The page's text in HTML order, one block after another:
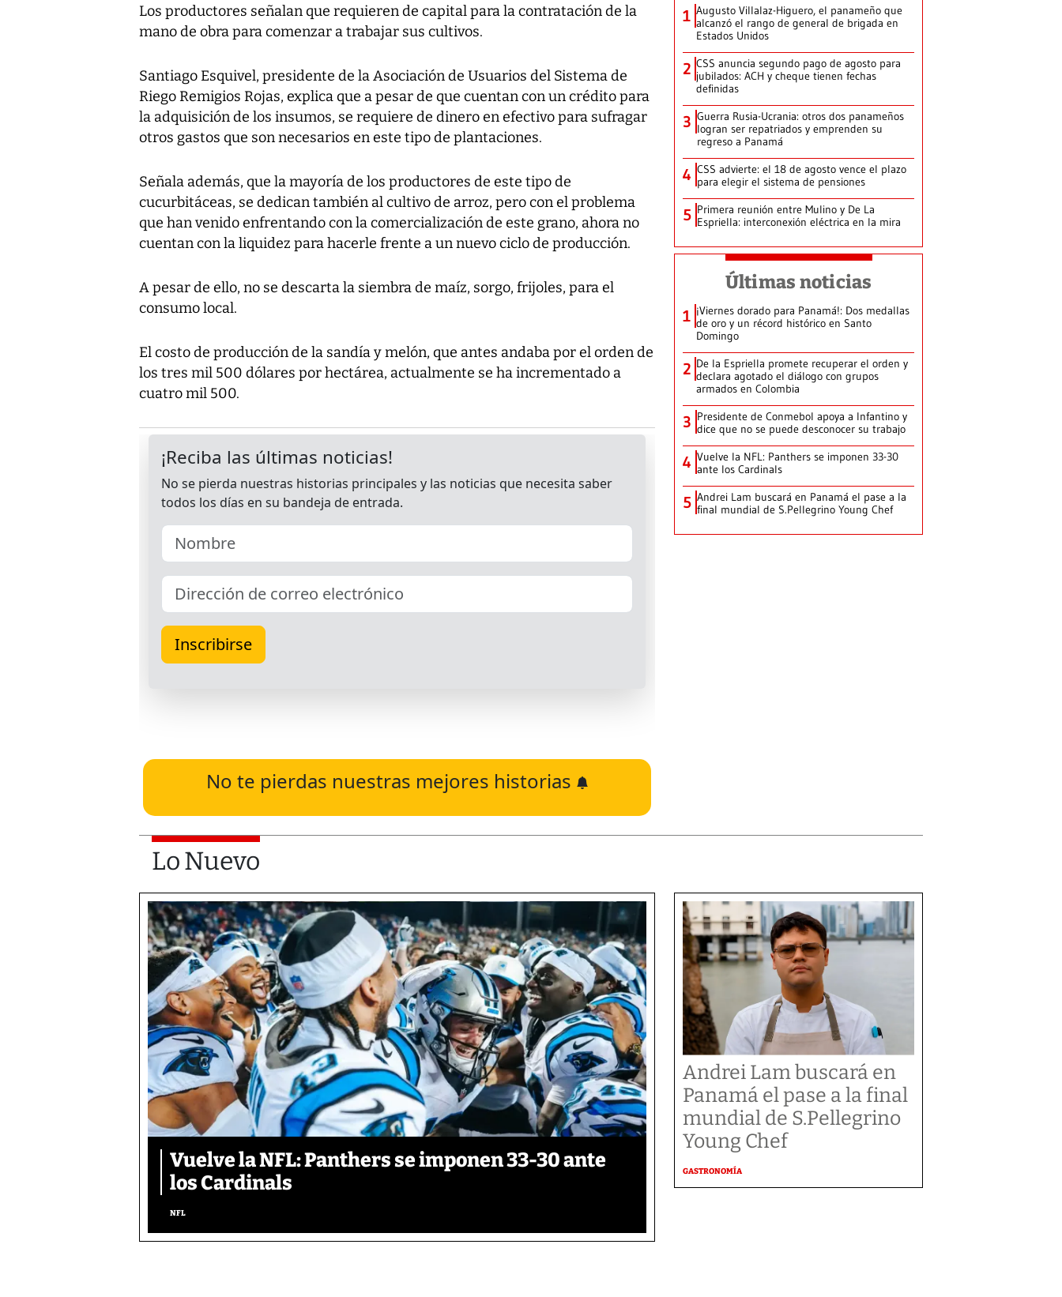
Los productores señalan que requieren de capital para la contratación de la
mano de obra para comenzar a trabajar sus cultivos.
Santiago Esquivel, presidente de la Asociación de Usuarios del Sistema de
Riego Remigios Rojas, explica que a pesar de que cuentan con un crédito para
la adquisición de los insumos, se requiere de dinero en efectivo para sufragar
otros gastos que son necesarios en este tipo de plantaciones.
Señala además, que la mayoría de los productores de este tipo de
cucurbitáceas, se dedican también al cultivo de arroz, pero con el problema
que han venido enfrentando con la comercialización de este grano, ahora no
cuentan con la liquidez para hacerle frente a un nuevo ciclo de producción.
A pesar de ello, no se descarta la siembra de maíz, sorgo, frijoles, para el
consumo local.
El costo de producción de la sandía y melón, que antes andaba por el orden de
los tres mil 500 dólares por hectárea, actualmente se ha incrementado a
cuatro mil 500.
No te pierdas nuestras mejores historias
1 Augusto Villalaz-Higuero, el panameño que
alcanzó el rango de general de brigada en
Estados Unidos
2 CSS anuncia segundo pago de agosto para
jubilados: ACH y cheque tienen fechas
definidas
3 Guerra Rusia-Ucrania: otros dos panameños
logran ser repatriados y emprenden su
regreso a Panamá
4 CSS advierte: el 18 de agosto vence el plazo
para elegir el sistema de pensiones
5 Primera reunión entre Mulino y De La
Espriella: interconexión eléctrica en la mira
Últimas noticias
1 ¡Viernes dorado para Panamá!: Dos medallas
de oro y un récord histórico en Santo
Domingo
2 De la Espriella promete recuperar el orden y
declara agotado el diálogo con grupos
armados en Colombia
3 Presidente de Conmebol apoya a Infantino y
dice que no se puede desconocer su trabajo
4 Vuelve la NFL: Panthers se imponen 33-30
ante los Cardinals
5 Andrei Lam buscará en Panamá el pase a la
final mundial de S.Pellegrino Young Chef
Lo Nuevo
Vuelve la NFL: Panthers se imponen 33-30 ante
los Cardinals
NFL
Andrei Lam buscará en
Panamá el pase a la final
mundial de S.Pellegrino
Young Chef
GASTRONOMÍA